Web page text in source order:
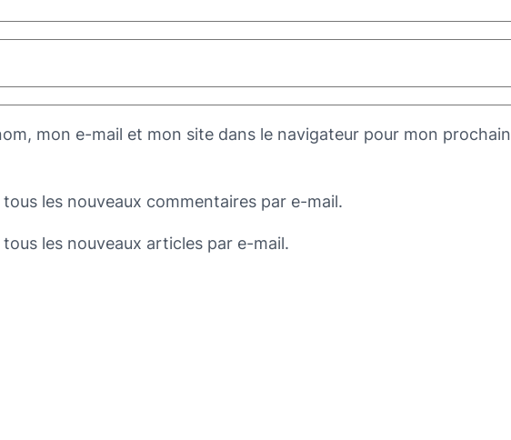
mon e-mail et mon site dans le navigateur pour mon prochain
les nouveaux commentaires par e-mail.
les nouveaux articles par e-mail.